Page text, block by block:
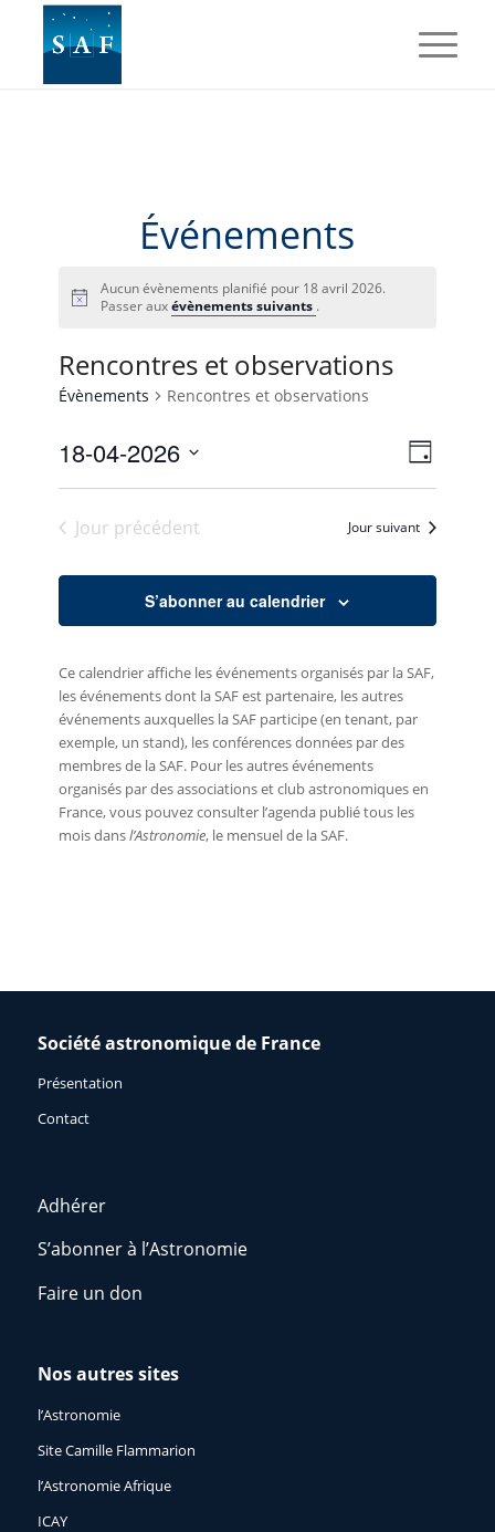
Événements
Aucun évènements planifié pour 18 avril 2026.
Passer auxévènements suivants .
Rencontres et observations
Évènements Rencontres et observations
par
de
vues
Jour
18-04-2026
date.Jour précédent Jour suivant
S’abonner au calendrier
Ce calendrier affiche les événements organisés par la SAF,
les événements dont la SAF est partenaire, les autres
événements auxquelles la SAF participe (en tenant, par
exemple, un stand), les conférences données par des
membres de la SAF. Pour les autres événements
organisés par des associations et club astronomiques en
France, vous pouvez consulter l’agenda publié tous les
mois dansl’Astronomie, le mensuel de la SAF.
Société astronomique de France
Présentation
Contact
Adhérer
S’abonner à l’Astronomie
Faire un don
Nos autres sites
l’Astronomie
Site Camille Flammarion
l’Astronomie Afrique
ICAY